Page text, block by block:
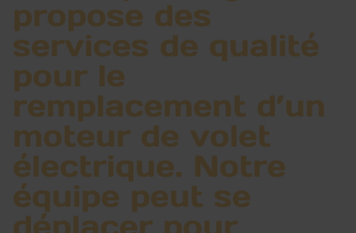
propose des
services de qualité
pour le
remplacement d’un
moteur de volet
électrique. Notre
équipe peut se